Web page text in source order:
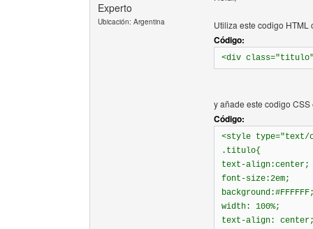
Experto
Ubicación: Argentina Utiliza este codigo HTML
Código:
<div
y añade este codigo CSS
Código:
<style type="text/
.titulo{
text-align:center;
font-size:2em;
width: 100%;
text-align: